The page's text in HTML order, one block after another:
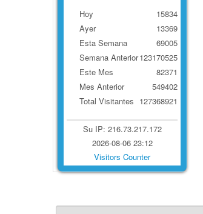
Hoy
Ayer
Esta Semana
Semana Anterior
Este Mes
Mes Anterior
Total Visitantes
15834
13369
69005
123170525
82371
549402
127368921
Su IP: 216.73.217.172
2026-08-06 23:12
Visitors Counter